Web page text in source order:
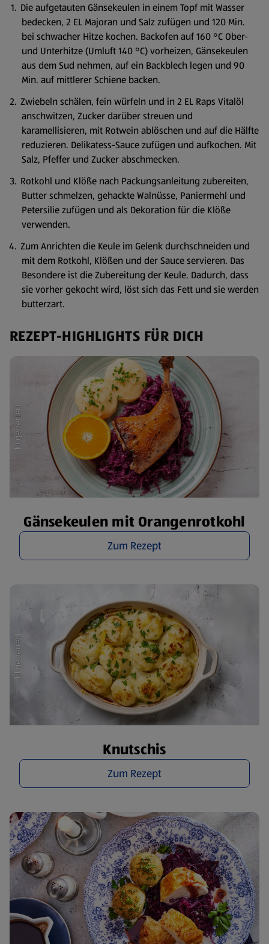
Die aufgetauten Gänsekeulen in einem Topf mit Wasser
bedecken, 2 EL Majoran und Salz zufügen und 120 Min.
bei schwacher Hitze kochen. Backofen auf 160 °C Ober-
und Unterhitze (Umluft 140 °C) vorheizen, Gänsekeulen
aus dem Sud nehmen, auf ein Backblech legen und 90
Min. auf mittlerer Schiene backen.
Zwiebeln schälen, fein würfeln und in 2 EL Raps Vitalöl
anschwitzen, Zucker darüber streuen und
karamellisieren, mit Rotwein ablöschen und auf die Hälfte
reduzieren. Delikatess-Sauce zufügen und aufkochen. Mit
Salz, Pfeffer und Zucker abschmecken.
Rotkohl und Klöße nach Packungsanleitung zubereiten,
Butter schmelzen, gehackte Walnüsse, Paniermehl und
Petersilie zufügen und als Dekoration für die Klöße
verwenden.
Zum Anrichten die Keule im Gelenk durchschneiden und
mit dem Rotkohl, Klößen und der Sauce servieren. Das
Besondere ist die Zubereitung der Keule. Dadurch, dass
sie vorher gekocht wird, löst sich das Fett und sie werden
butterzart.
REZEPT-HIGHLIGHTS FÜR DICH
Gänsekeulen mit Orangenrotkohl
Zum Rezept
Knutschis
Zum Rezept